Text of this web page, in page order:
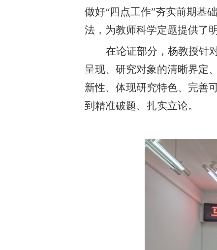
做好“四点工作”夯实前期基
法，为教师科学定题提供了
在论证部分，杨教授针
呈现、研究对象的清晰界定
新性、体现研究特色、完善
到精准破题、扎实立论。